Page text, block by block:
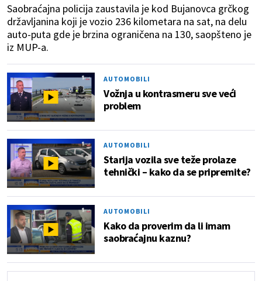
Saobraćajna policija zaustavila je kod Bujanovca grčkog
državljanina koji je vozio 236 kilometara na sat, na delu
auto-puta gde je brzina ograničena na 130, saopšteno je
iz MUP-a.
AUTOMOBILI
Vožnja u kontrasmeru sve veći
problem
AUTOMOBILI
Starija vozila sve teže prolaze
tehnički – kako da se pripremite?
AUTOMOBILI
Kako da proverim da li imam
saobraćajnu kaznu?